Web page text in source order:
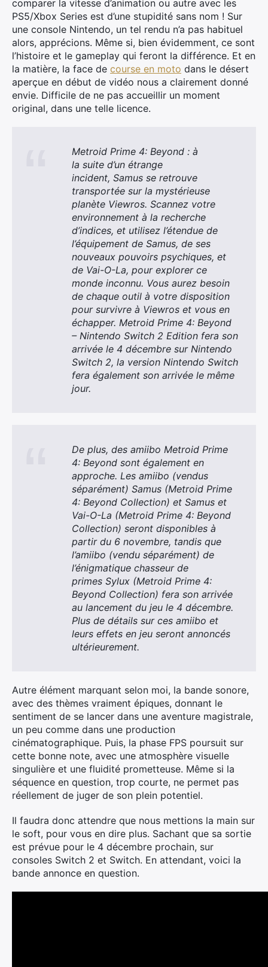
comparer la vitesse d’animation ou autre avec les
PS5/Xbox Series est d’une stupidité sans nom ! Sur
une console Nintendo, un tel rendu n’a pas habituel
alors, apprécions. Même si, bien évidemment, ce sont
l’histoire et le gameplay qui feront la différence. Et en
la matière, la face de course en moto dans le désert
aperçue en début de vidéo nous a clairement donné
envie. Difficile de ne pas accueillir un moment
original, dans une telle licence.
Metroid Prime 4: Beyond : à
la suite d’un étrange
incident, Samus se retrouve
transportée sur la mystérieuse
planète Viewros. Scannez votre
environnement à la recherche
d’indices, et utilisez l’étendue de
l’équipement de Samus, de ses
nouveaux pouvoirs psychiques, et
de Vai-O-La, pour explorer ce
monde inconnu. Vous aurez besoin
de chaque outil à votre disposition
pour survivre à Viewros et vous en
échapper. Metroid Prime 4: Beyond
– Nintendo Switch 2 Edition fera son
arrivée le 4 décembre sur Nintendo
Switch 2, la version Nintendo Switch
fera également son arrivée le même
jour.
De plus, des amiibo Metroid Prime
4: Beyond sont également en
approche. Les amiibo (vendus
séparément) Samus (Metroid Prime
4: Beyond Collection) et Samus et
Vai-O-La (Metroid Prime 4: Beyond
Collection) seront disponibles à
partir du 6 novembre, tandis que
l’amiibo (vendu séparément) de
l’énigmatique chasseur de
primes Sylux (Metroid Prime 4:
Beyond Collection) fera son arrivée
au lancement du jeu le 4 décembre.
Plus de détails sur ces amiibo et
leurs effets en jeu seront annoncés
ultérieurement.
Autre élément marquant selon moi, la bande sonore,
avec des thèmes vraiment épiques, donnant le
sentiment de se lancer dans une aventure magistrale,
un peu comme dans une production
cinématographique. Puis, la phase FPS poursuit sur
cette bonne note, avec une atmosphère visuelle
singulière et une fluidité prometteuse. Même si la
séquence en question, trop courte, ne permet pas
réellement de juger de son plein potentiel.
Il faudra donc attendre que nous mettions la main sur
le soft, pour vous en dire plus. Sachant que sa sortie
est prévue pour le 4 décembre prochain, sur
consoles Switch 2 et Switch. En attendant, voici la
bande annonce en question.